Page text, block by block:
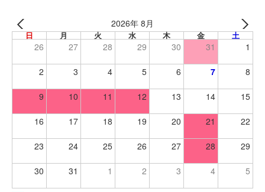
2026年 8月
日 月 火 水 木 金 土
26 27 28 29 30 31 1
2 3 4 5 6 7 8
9 10 11 12 13 14 15
16 17 18 19 20 21 22
23 24 25 26 27 28 29
30 31 1 2 3 4 5